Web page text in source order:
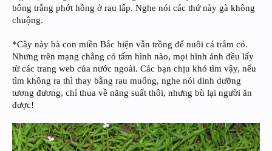
bông trắng phớt hồng ở rau lấp. Nghe nói các thứ này gà không
chuộng.
*Cây này bà con miền Bắc hiện vẫn trồng để nuôi cá trắm cỏ.
Nhưng trên mạng chẳng có tấm hình nào, mọi hình ảnh đều lấy
từ các trang web của nước ngoài. Các bạn chịu khó tìm vậy, nếu
tìm không ra thì thay bằng rau muống, nghe nói dinh dưỡng
tương đương, chỉ thua về năng suất thôi, nhưng bù lại người ăn
được!